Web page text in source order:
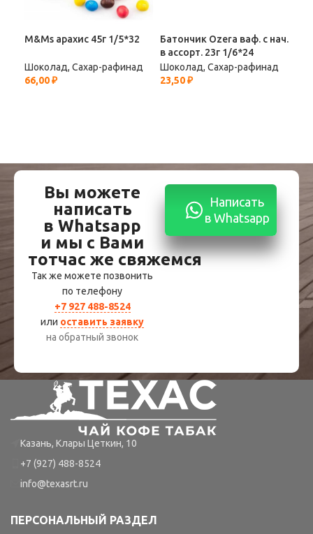
M&Ms арахис 45г 1/5*32
Шоколад, Сахар-рафинад
66,00₽
Батончик Ozera ваф. с нач.
в ассорт. 23г 1/6*24
Шоколад, Сахар-рафинад
23,50₽
Вы можете
написать
в Whatsapp
и мы с Вами
тотчас же свяжемся
Так же можете позвонить
по телефону
+7 927 488-8524
или оставить заявку
на обратный звонок
Написать
в Whatsapp
Казань, Клары Цеткин, 10
+7 (927) 488-8524
info@texasrt.ru
ПЕРСОНАЛЬНЫЙ РАЗДЕЛ